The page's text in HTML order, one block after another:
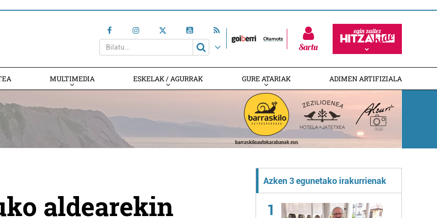
Sartu
MULTIMEDIA ESKELAK / AGURRAK GURE ATARIAK ADIMEN ARTIFIZIALA
aldearekin
Azken 3 egunetako irakurrienak
1